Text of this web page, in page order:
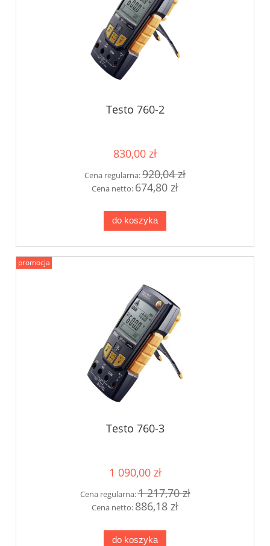
Testo 760-2
830,00 zł
Cena regularna:920,04 zł
Cena netto: 674,80 zł
do koszyka
Testo 760-3
1 090,00 zł
Cena regularna:1 217,70 zł
Cena netto: 886,18 zł
do koszyka
promocja